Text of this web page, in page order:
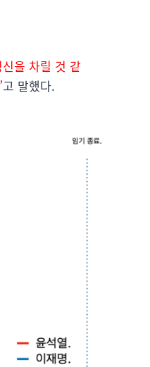
을 차릴 것 같
고 말했다.